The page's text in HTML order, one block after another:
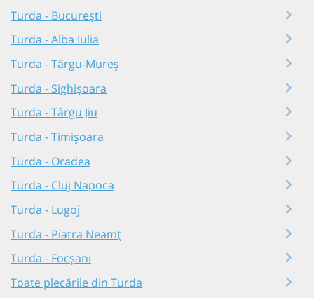
Turda - București
Turda - Alba Iulia
Turda - Târgu-Mureș
Turda - Sighișoara
Turda - Târgu Jiu
Turda - Timișoara
Turda - Oradea
Turda - Cluj Napoca
Turda - Lugoj
Turda - Piatra Neamț
Turda - Focșani
Toate plecările din Turda